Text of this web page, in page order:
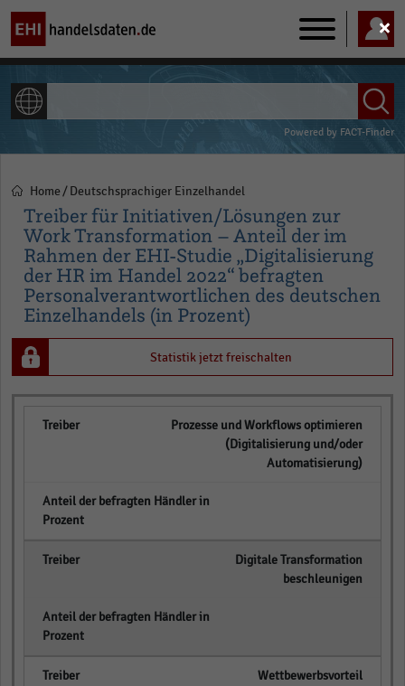
Main
navigation
Powered by FACT-Finder
Pfadnavigation
Home Deutschsprachiger Einzelhandel
Treiber für Initiativen/Lösungen zur
Work Transformation – Anteil der im
Rahmen der EHI-Studie „Digitalisierung
der HR im Handel 2022“ befragten
Personalverantwortlichen des deutschen
Einzelhandels (in Prozent)
Statistik jetzt freischalten
Prozesse und Workflows optimieren
(Digitalisierung und/oder
Automatisierung)
Digitale Transformation
beschleunigen
Wettbewerbsvorteil